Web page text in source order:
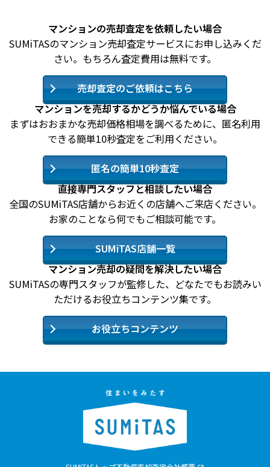
マンションの売却査定を依頼したい場合
SUMiTASのマンション売却査定サービスにお申し込みくだ
さい。もちろん査定費用は無料です。
売却査定のご依頼はこちら
マンションを売却するかどうか悩んでいる場合
まずはおおまかな売却価格相場を調べるために、匿名利用
できる簡単10秒査定をご利用ください。
匿名の簡単10秒査定
直接専門スタッフと相談したい場合
全国のSUMiTAS店舗からお近くの店舗へご来店ください。
お家のことなら何でもご相談可能です。
SUMiTAS店舗一覧
マンション売却の疑問を解決したい場合
SUMiTASの専門スタッフが監修した、どなたでもお読みい
ただけるお役立ちコンテンツ集です。
お役立ちコンテンツ